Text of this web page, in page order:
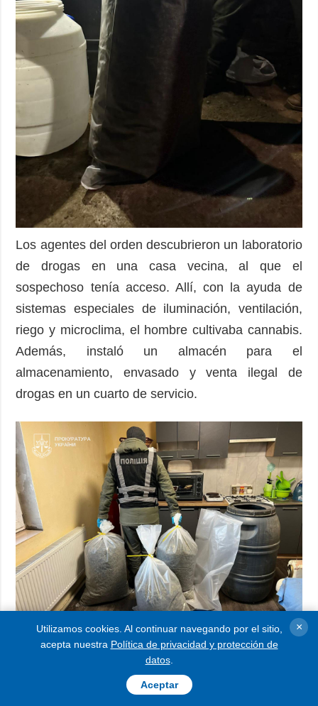
Los agentes del orden descubrieron un laboratorio
de drogas en una casa vecina, al que el
sospechoso tenía acceso. Allí, con la ayuda de
sistemas especiales de iluminación, ventilación,
riego y microclima, el hombre cultivaba cannabis.
Además, instaló un almacén para el
almacenamiento, envasado y venta ilegal de
drogas en un cuarto de servicio.
Los agentes del orden confiscaron equipos para el
cultivo de cannabis y más de 25 kg de cannabis,
cuyo valor aproximado en el mercado negro
Utilizamos cookies. Al continuar navegando por el sitio,
acepta nuestra Política de privacidad y protección de
datos.
Aceptar
×